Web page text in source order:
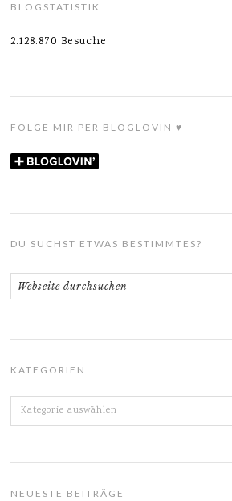
BLOGSTATISTIK
2.128.870 Besuche
FOLGE MIR PER BLOGLOVIN ♥
DU SUCHST ETWAS BESTIMMTES?
KATEGORIEN
Kategorien
NEUESTE BEITRÄGE